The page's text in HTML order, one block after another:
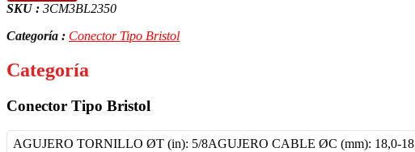
SKU : 3CM3BL2350
Categoría : Conector Tipo Bristol
Categoría
Conector Tipo Bristol
AGUJERO TORNILLO ØT (in): 5/8AGUJERO CABLE ØC (mm): 18,0-